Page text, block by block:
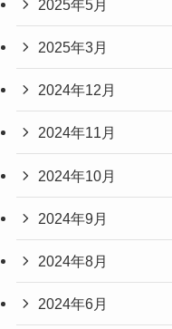
2025年5月
2025年3月
2024年12月
2024年11月
2024年10月
2024年9月
2024年8月
2024年6月